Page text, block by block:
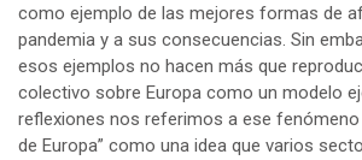
como ejemplo de las mejores formas de
pandemia y a sus consecuencias. Sin
esos ejemplos no hacen más que
colectivo sobre Europa como un modelo
reflexiones nos referimos a ese fenómeno
de Europa” como una idea que varios